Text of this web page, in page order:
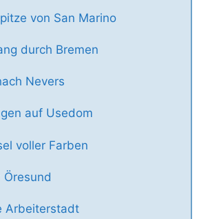
von San Marino
durch Bremen
Nevers
auf Usedom
voller Farben
Öresund
Arbeiterstadt